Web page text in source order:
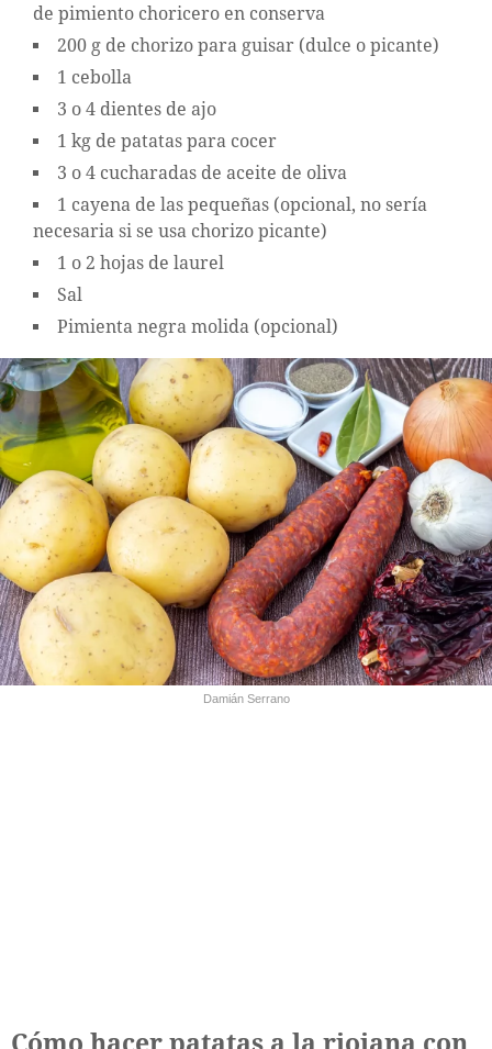
de pimiento choricero en conserva
200 g de chorizo para guisar (dulce o picante)
1 cebolla
3 o 4 dientes de ajo
1 kg de patatas para cocer
3 o 4 cucharadas de aceite de oliva
1 cayena de las pequeñas (opcional, no sería
necesaria si se usa chorizo picante)
1 o 2 hojas de laurel
Sal
Pimienta negra molida (opcional)
Damián Serrano